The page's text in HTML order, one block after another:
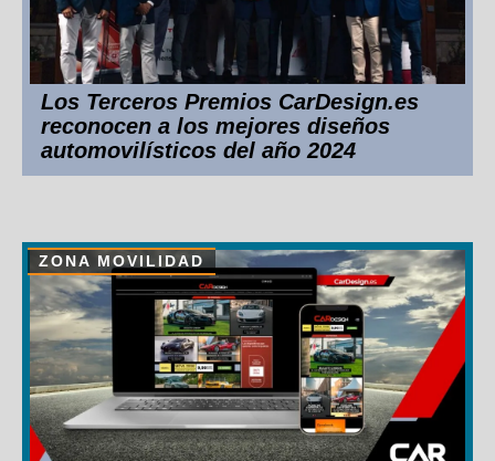
Los Terceros Premios CarDesign.es
reconocen a los mejores diseños
automovilísticos del año 2024
ZONA MOVILIDAD